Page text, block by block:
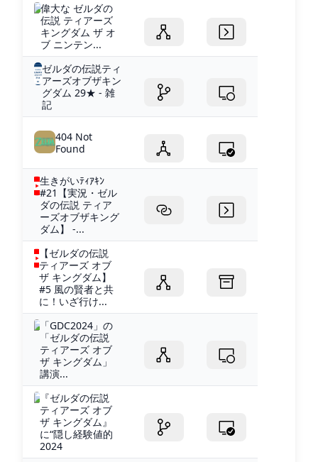
偉大な ゼルダの
伝説 ティアーズ
キングダム ザ オ
ブ ニンテン...
ゼルダの伝説ティ
アーズオブザキン
グダム 29★ - 雑
記
404 Not
Found
生きがいﾃｨｱｷﾝ
#21【実況・ゼル
ダの伝説 ティア
ーズオブザキング
ダム】 -...
【ゼルダの伝説
ティアーズ オブ
ザ キングダム】
#5 風の賢者と共
に！いざ行け...
「GDC2024」の
「ゼルダの伝説
ティアーズ オブ
ザ キングダム」
講演...
『ゼルダの伝説
ティアーズ オブ
ザ キングダム』
に“隠し経験値的
2024